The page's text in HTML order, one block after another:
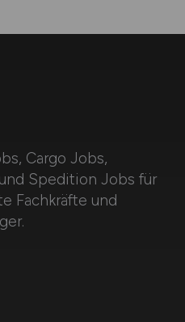
Cargo Jobs,
Spedition Jobs für
Fachkräfte und